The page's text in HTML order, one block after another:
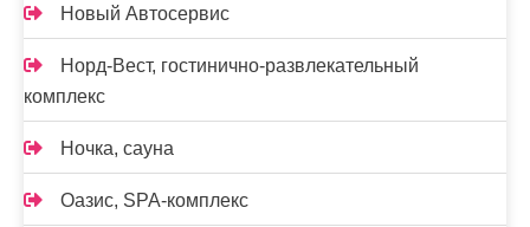
Новый Автосервис
Норд-Вест, гостинично-развлекательный
комплекс
Ночка, сауна
Оазис, SPA-комплекс